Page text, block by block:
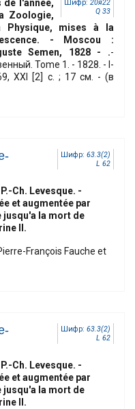
Шифр: 20я22
Q 33
de l'année,
Zoologie,
Physique, mises à la
- Moscou :
Semen, 1828 - .-
Tome 1. - 1828. - I-
XXI [2] c. ; 17 см. - (в
Шифр: 63.3(2)
L 62
Ch. Levesque. -
et augmentée par
jusqu'a la mort de
II.
François Fauche et
Шифр: 63.3(2)
L 62
Ch. Levesque. -
et augmentée par
jusqu'a la mort de
II.